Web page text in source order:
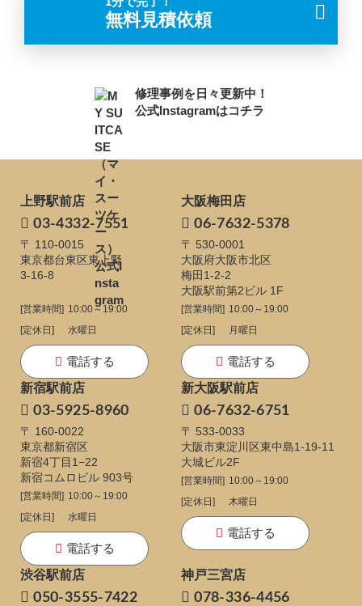
無料見積依頼
修理事例を日々更新中！
公式Instagramはコチラ
上野駅前店
03-4332-7551
〒 110-0015
東京都台東区東上野
3-16-8
[営業時間] 10:00～19:00
[定休日]
水曜日
電話する
大阪梅田店
06-7632-5378
〒 530-0001
大阪府大阪市北区
梅田1-2-2
大阪駅前第2ビル 1F
[営業時間] 10:00～19:00
[定休日]
月曜日
電話する
新宿駅前店
03-5925-8960
〒 160-0022
東京都新宿区
新宿4丁目1−22
新宿コムロビル 903号
[営業時間] 10:00～19:00
[定休日]
水曜日
電話する
新大阪駅前店
06-7632-6751
〒 533-0033
大阪市東淀川区東中島1-19-11
大城ビル2F
[営業時間] 10:00～19:00
[定休日]
木曜日
電話する
渋谷駅前店
050-3555-7422
神戸三宮店
078-336-4456